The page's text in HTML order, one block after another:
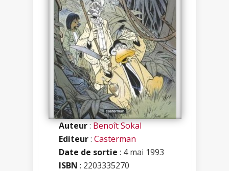
Auteur:Benoît Sokal
Editeur: Casterman
Date de sortie : 4 mai 1993
ISBN : 2203335270